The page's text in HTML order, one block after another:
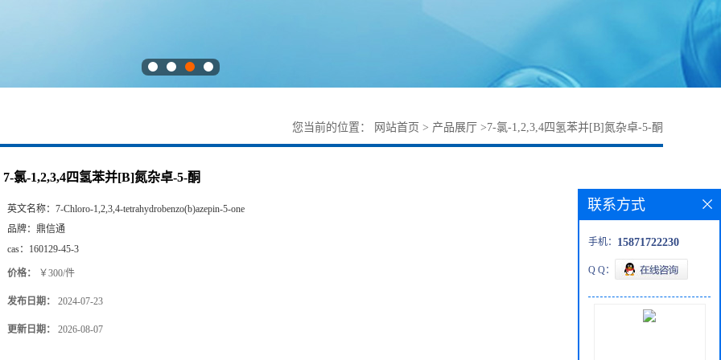
您当前的位置： 网站首页 > 产品展厅 >7-氯-1,2,3,4四氢苯并[B]氮杂卓-5-酮
7-氯-1,2,3,4四氢苯并[B]氮杂卓-5-酮
英文名称： 7-Chloro-1,2,3,4-tetrahydrobenzo(b)azepin-5-one
品牌： 鼎信通
cas： 160129-45-3
价格： ￥300/件
发布日期： 2024-07-23
更新日期： 2026-08-07
联系方式
手机： 15871722230
Q Q：